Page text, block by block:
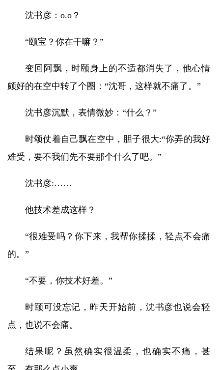
沈书彦：o.o？
“颐宝？你在干嘛？”
变回阿飘，时颐身上的不适都消失了，他心情
颇好的在空中转了个圈：“沈哥，这样就不痛了。”
沈书彦沉默，表情微妙：“什么？”
时颂仗着自己飘在空中，胆子很大:“你弄的我好
难受，要不我们先不要那个什么了吧。”
沈书彦:……
他技术差成这样？
“很难受吗？你下来，我帮你揉揉，轻点不会痛
的。”
“不要，你技术好差。”
时颐可没忘记，昨天开始前，沈书彦也说会轻
点，也说不会痛。
结果呢？虽然确实很温柔，也确实不痛，甚